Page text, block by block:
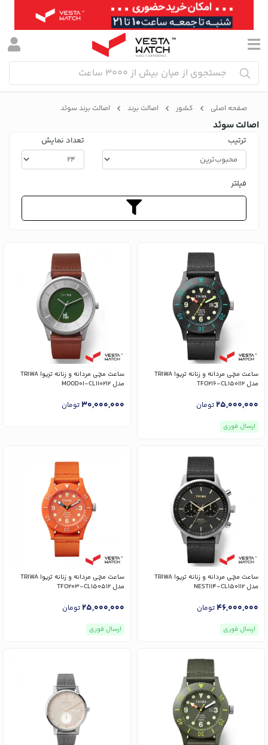
صفحه اصلی کشور اصالت برند اصالت برند سوئد
اصالت سوئد
ترتیب تعداد نمایش
فیلتر
ساعت مچی مردانه و زنانه تریوا TRIWA
مدل TFO216-CL150112
25,000,000تومان
ارسال فوری
ساعت مچی مردانه و زنانه تریوا TRIWA
مدل MOOD01-CL110212
30,000,000تومان
ساعت مچی مردانه و زنانه تریوا TRIWA
مدل NEST114-CL150112
46,000,000تومان
ارسال فوری
ساعت مچی مردانه و زنانه تریوا TRIWA
مدل TFO203-CL150512
25,000,000تومان
ارسال فوری